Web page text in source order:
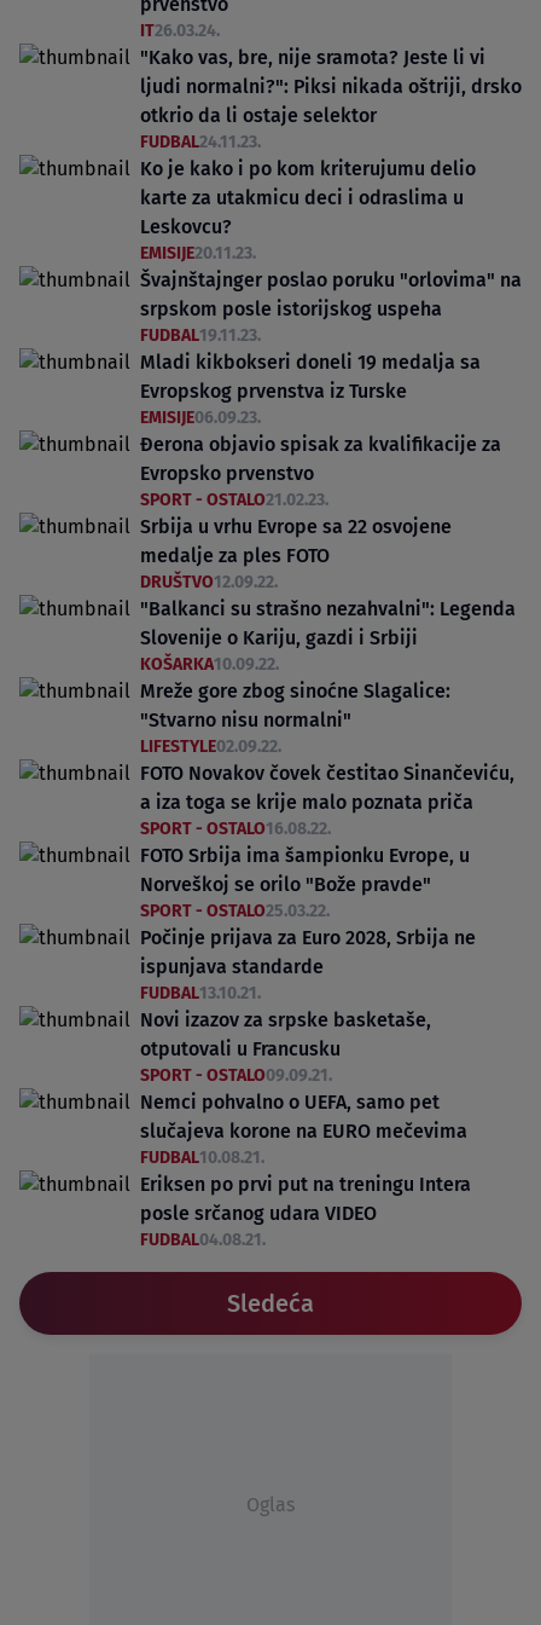
IT26.03.24.
"Kako vas, bre, nije sramota? Jeste li vi
ljudi normalni?": Piksi nikada oštriji, drsko
otkrio da li ostaje selektor
FUDBAL24.11.23.
Ko je kako i po kom kriterujumu delio
karte za utakmicu deci i odraslima u
Leskovcu?
EMISIJE20.11.23.
Švajnštajnger poslao poruku "orlovima" na
srpskom posle istorijskog uspeha
FUDBAL19.11.23.
Mladi kikbokseri doneli 19 medalja sa
Evropskog prvenstva iz Turske
EMISIJE06.09.23.
Đerona objavio spisak za kvalifikacije za
Evropsko prvenstvo
SPORT - OSTALO21.02.23.
Srbija u vrhu Evrope sa 22 osvojene
medalje za ples FOTO
DRUŠTVO12.09.22.
"Balkanci su strašno nezahvalni": Legenda
Slovenije o Kariju, gazdi i Srbiji
KOŠARKA10.09.22.
Mreže gore zbog sinoćne Slagalice:
"Stvarno nisu normalni"
LIFESTYLE02.09.22.
FOTO Novakov čovek čestitao Sinančeviću,
a iza toga se krije malo poznata priča
SPORT - OSTALO16.08.22.
FOTO Srbija ima šampionku Evrope, u
Norveškoj se orilo "Bože pravde"
SPORT - OSTALO25.03.22.
Počinje prijava za Euro 2028, Srbija ne
ispunjava standarde
FUDBAL13.10.21.
Novi izazov za srpske basketaše,
otputovali u Francusku
SPORT - OSTALO09.09.21.
Nemci pohvalno o UEFA, samo pet
slučajeva korone na EURO mečevima
FUDBAL10.08.21.
Eriksen po prvi put na treningu Intera
posle srčanog udara VIDEO
FUDBAL04.08.21.
Sledeća
Oglas